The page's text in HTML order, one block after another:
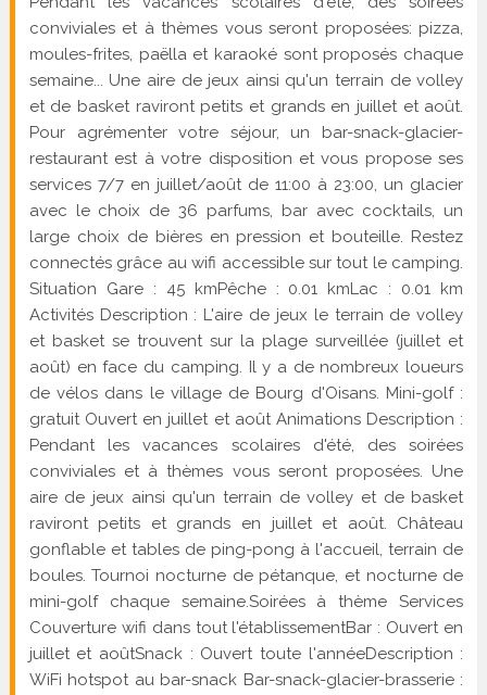
conviviales et à thèmes vous seront proposées: pizza,
moules-frites, paëlla et karaoké sont proposés chaque
semaine... Une aire de jeux ainsi qu'un terrain de volley
et de basket raviront petits et grands en juillet et août.
Pour agrémenter votre séjour, un bar-snack-glacier-
restaurant est à votre disposition et vous propose ses
services 7/7 en juillet/août de 11:00 à 23:00, un glacier
avec le choix de 36 parfums, bar avec cocktails, un
large choix de bières en pression et bouteille. Restez
connectés grâce au wifi accessible sur tout le camping.
Situation Gare : 45 kmPêche : 0.01 kmLac : 0.01 km
Activités Description : L'aire de jeux le terrain de volley
et basket se trouvent sur la plage surveillée (juillet et
août) en face du camping. Il y a de nombreux loueurs
de vélos dans le village de Bourg d'Oisans. Mini-golf :
gratuit Ouvert en juillet et août Animations Description :
Pendant les vacances scolaires d'été, des soirées
conviviales et à thèmes vous seront proposées. Une
aire de jeux ainsi qu'un terrain de volley et de basket
raviront petits et grands en juillet et août. Château
gonflable et tables de ping-pong à l'accueil, terrain de
boules. Tournoi nocturne de pétanque, et nocturne de
mini-golf chaque semaine.Soirées à thème Services
Couverture wifi dans tout l'établissementBar : Ouvert en
juillet et aoûtSnack : Ouvert toute l'annéeDescription :
WiFi hotspot au bar-snack Bar-snack-glacier-brasserie :